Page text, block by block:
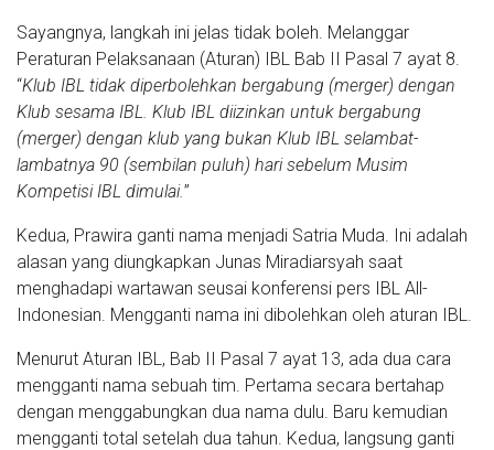
Sayangnya, langkah ini jelas tidak boleh. Melanggar
Peraturan Pelaksanaan (Aturan) IBL Bab II Pasal 7 ayat 8.
“Klub IBL tidak diperbolehkan bergabung (merger) dengan
Klub sesama IBL. Klub IBL diizinkan untuk bergabung
(merger) dengan klub yang bukan Klub IBL selambat-
lambatnya 90 (sembilan puluh) hari sebelum Musim
Kompetisi IBL dimulai.”
Kedua, Prawira ganti nama menjadi Satria Muda. Ini adalah
alasan yang diungkapkan Junas Miradiarsyah saat
menghadapi wartawan seusai konferensi pers IBL All-
Indonesian. Mengganti nama ini dibolehkan oleh aturan IBL.
Menurut Aturan IBL, Bab II Pasal 7 ayat 13, ada dua cara
mengganti nama sebuah tim. Pertama secara bertahap
dengan menggabungkan dua nama dulu. Baru kemudian
mengganti total setelah dua tahun. Kedua, langsung ganti